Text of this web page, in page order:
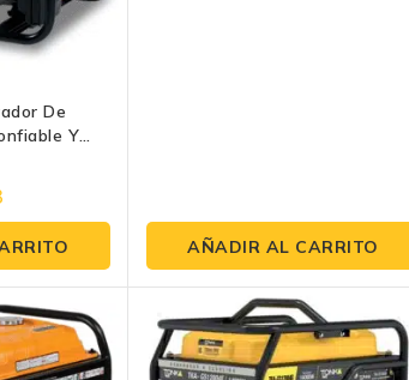
De
Y
Fuerza.
AÑADIR AL CARRITO